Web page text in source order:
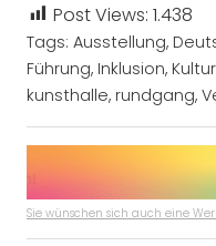
Post Views: 1.438
Tags: Ausstellung,
Führung, Inklusion,
kunsthalle, rundgang,
Sie wünschen sich auch eine